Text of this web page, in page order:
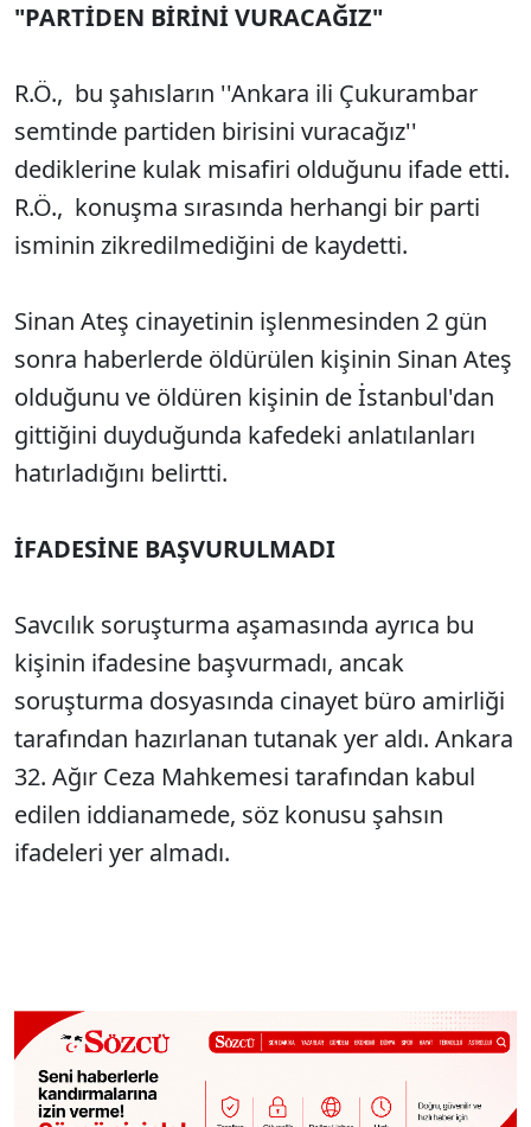
"PARTİDEN BİRİNİ VURACAĞIZ"
R.Ö., bu şahısların ''Ankara ili Çukurambar
semtinde partiden birisini vuracağız''
dediklerine kulak misafiri olduğunu ifade etti.
R.Ö., konuşma sırasında herhangi bir parti
isminin zikredilmediğini de kaydetti.
Sinan Ateş cinayetinin işlenmesinden 2 gün
sonra haberlerde öldürülen kişinin Sinan Ateş
olduğunu ve öldüren kişinin de İstanbul'dan
gittiğini duyduğunda kafedeki anlatılanları
hatırladığını belirtti.
İFADESİNE BAŞVURULMADI
Savcılık soruşturma aşamasında ayrıca bu
kişinin ifadesine başvurmadı, ancak
soruşturma dosyasında cinayet büro amirliği
tarafından hazırlanan tutanak yer aldı. Ankara
32. Ağır Ceza Mahkemesi tarafından kabul
edilen iddianamede, söz konusu şahsın
ifadeleri yer almadı.